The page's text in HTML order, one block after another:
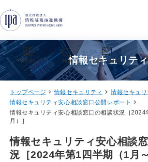
目的別 検索 お問い合わせ
情報セキュリティ
トップページ 情報セキュリティ
情報セキュ
情報セキュリティ安心相談窓口公開レポート
情報セキュリティ安心相談窓口の相談状況［2024
月）］
情報セキュリティ安心相談
況［2024年第1四半期（1月